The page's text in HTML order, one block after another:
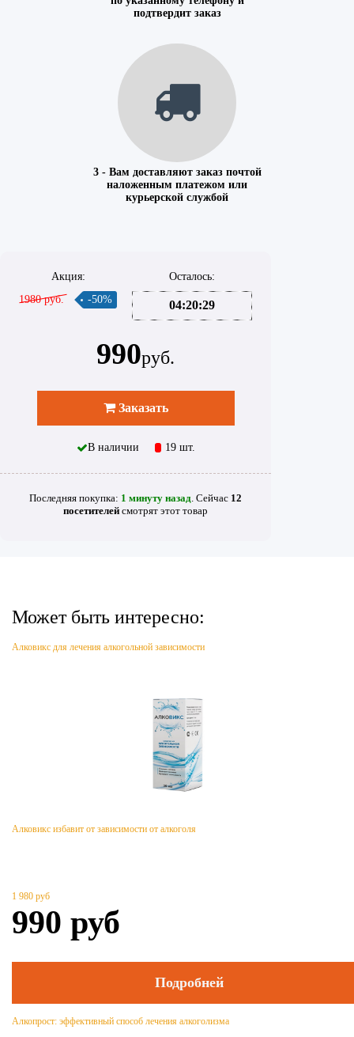
подтвердит заказ
3 - Вам доставляют заказ почтой
наложенным платежом или
курьерской службой
Акция:
1980 руб.
-50%
Осталось:
04:20:29
990руб.
Заказать
В наличии 19 шт.
Последняя покупка: 1 минуту назад. Сейчас 12
посетителей смотрят этот товар
Может быть интересно:
Алковикс для лечения алкогольной зависимости
Алковикс избавит от зависимости от алкоголя
1 980 руб
990 руб
Подробней
Алкопрост: эффективный способ лечения алкоголизма